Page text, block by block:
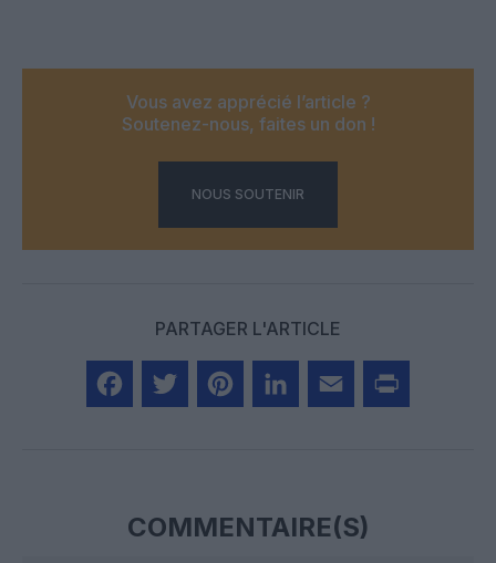
Vous avez apprécié l’article ?
Soutenez-nous, faites un don !
NOUS SOUTENIR
PARTAGER L'ARTICLE
COMMENTAIRE(S)